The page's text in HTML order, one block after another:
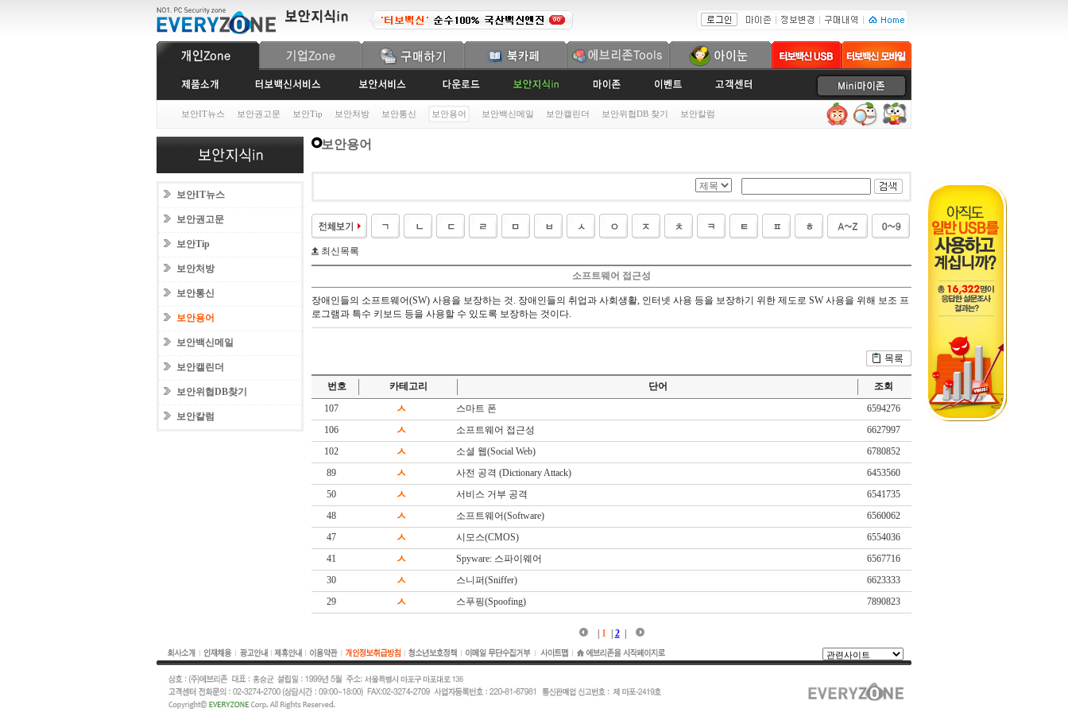
보안IT뉴스 보안권고문 보안Tip 보안처방 보안통신 보안용어 보안백신메일 보안캘린더 보안위협DB 찾기 보안칼럼
보안IT뉴스
보안권고문
보안Tip
보안처방
보안통신
보안용어
보안백신메일
보안캘린더
보안위협DB찾기
보안칼럼
보안용어
최신목록
소프트웨어 접근성
장애인들의 소프트웨어(SW) 사용을 보장하는 것. 장애인들의 취업과 사회생활, 인터넷 사용 등을 보장하기 위한 제도로 SW 사용을 위해 보조 프
로그램과 특수 키보드 등을 사용할 수 있도록 보장하는 것이다.
번호 카테고리 단어
조회
107
ㅅ 스마트 폰
6594276
106
ㅅ 소프트웨어 접근성
6627997
102
ㅅ 소셜 웹(Social Web)
6780852
89
ㅅ 사전 공격 (Dictionary Attack)
6453560
50
ㅅ 서비스 거부 공격
6541735
48
ㅅ 소프트웨어(Software)
6560062
47
ㅅ 시모스(CMOS)
6554036
41
ㅅ Spyware: 스파이웨어
6567716
30
ㅅ 스니퍼(Sniffer)
6623333
29
ㅅ 스푸핑(Spoofing) 7890823
| 1| 2|